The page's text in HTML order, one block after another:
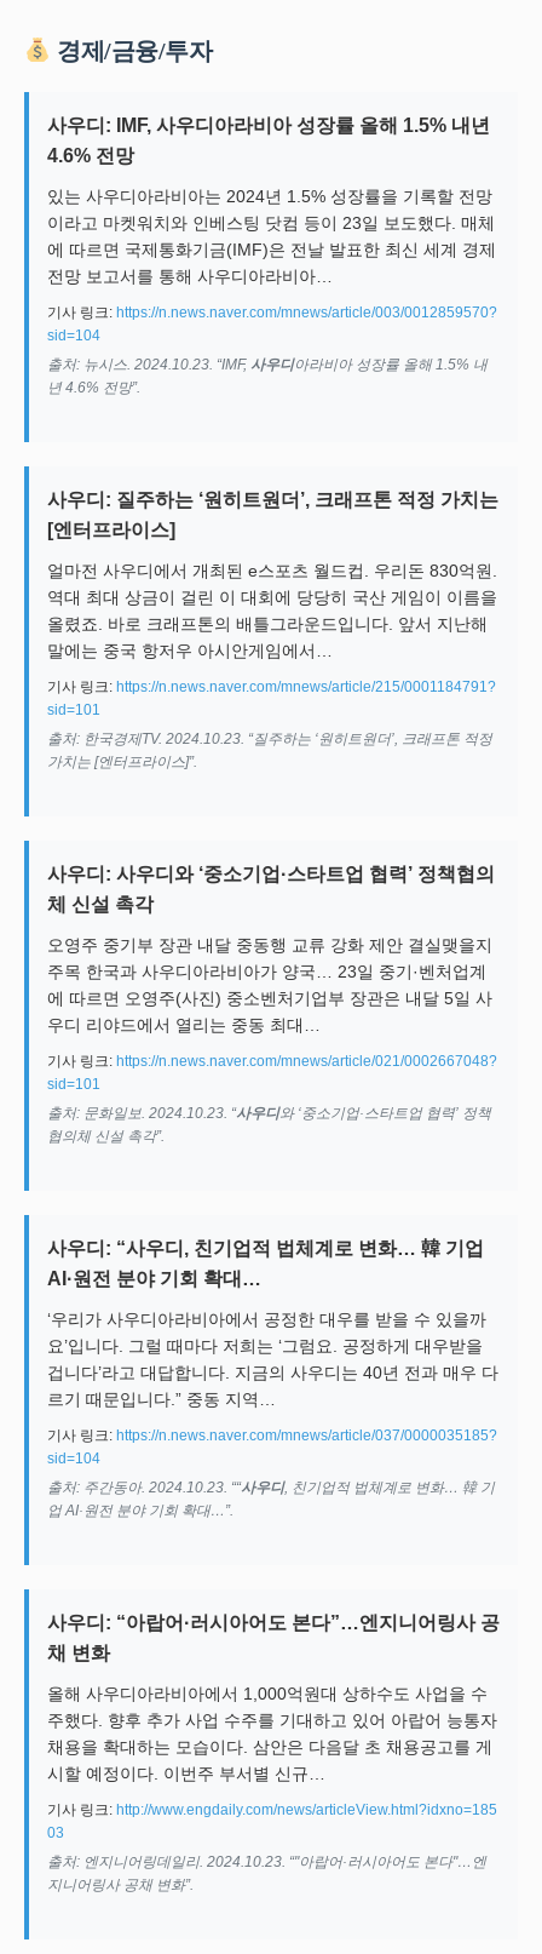
경제/금융/투자
사우디: IMF, 사우디아라비아 성장률 올해 1.5% 내년
4.6% 전망
있는 사우디아라비아는 2024년 1.5% 성장률을 기록할 전망
이라고 마켓워치와 인베스팅 닷컴 등이 23일 보도했다. 매체
에 따르면 국제통화기금(IMF)은 전날 발표한 최신 세계 경제
전망 보고서를 통해 사우디아라비아…
기사 링크: https://n.news.naver.com/mnews/article/003/0012859570?
sid=104
출처: 뉴시스. 2024.10.23. “IMF, 사우디아라비아 성장률 올해 1.5% 내
년 4.6% 전망”.
사우디: 질주하는 ‘원히트원더’, 크래프톤 적정 가치는
[엔터프라이스]
얼마전 사우디에서 개최된 e스포츠 월드컵. 우리돈 830억원.
역대 최대 상금이 걸린 이 대회에 당당히 국산 게임이 이름을
올렸죠. 바로 크래프톤의 배틀그라운드입니다. 앞서 지난해
말에는 중국 항저우 아시안게임에서…
기사 링크: https://n.news.naver.com/mnews/article/215/0001184791?
sid=101
출처: 한국경제TV. 2024.10.23. “질주하는 ‘원히트원더’, 크래프톤 적정
가치는 [엔터프라이스]”.
사우디: 사우디와 ‘중소기업·스타트업 협력’ 정책협의
체 신설 촉각
오영주 중기부 장관 내달 중동행 교류 강화 제안 결실맺을지
주목 한국과 사우디아라비아가 양국… 23일 중기·벤처업계
에 따르면 오영주(사진) 중소벤처기업부 장관은 내달 5일 사
우디 리야드에서 열리는 중동 최대…
기사 링크: https://n.news.naver.com/mnews/article/021/0002667048?
sid=101
출처: 문화일보. 2024.10.23. “사우디와 ‘중소기업·스타트업 협력’ 정책
협의체 신설 촉각”.
사우디: “사우디, 친기업적 법체계로 변화… 韓 기업
AI·원전 분야 기회 확대…
‘우리가 사우디아라비아에서 공정한 대우를 받을 수 있을까
요’입니다. 그럴 때마다 저희는 ‘그럼요. 공정하게 대우받을
겁니다’라고 대답합니다. 지금의 사우디는 40년 전과 매우 다
르기 때문입니다.” 중동 지역…
기사 링크: https://n.news.naver.com/mnews/article/037/0000035185?
sid=104
출처: 주간동아. 2024.10.23. ““사우디, 친기업적 법체계로 변화… 韓 기
업 AI·원전 분야 기회 확대…”.
사우디: “아랍어·러시아어도 본다”…엔지니어링사 공
채 변화
올해 사우디아라비아에서 1,000억원대 상하수도 사업을 수
주했다. 향후 추가 사업 수주를 기대하고 있어 아랍어 능통자
채용을 확대하는 모습이다. 삼안은 다음달 초 채용공고를 게
시할 예정이다. 이번주 부서별 신규…
기사 링크: http://www.engdaily.com/news/articleView.html?idxno=185
03
출처: 엔지니어링데일리. 2024.10.23. “"아랍어·러시아어도 본다"…엔
지니어링사 공채 변화”.